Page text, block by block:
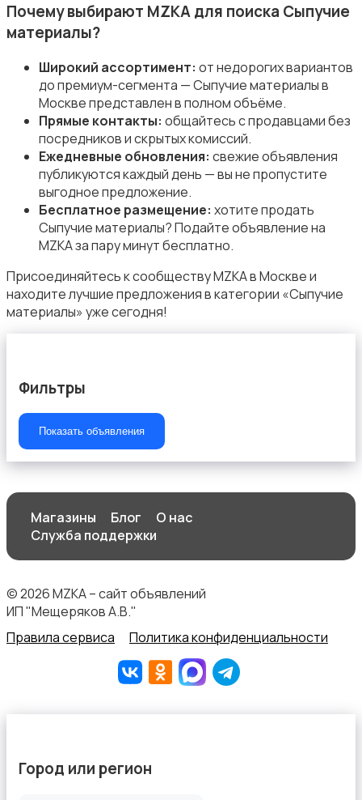
Электроинструменты
Другое
Сыпучие материалы
Почему выбирают MZKA для поиска Сыпучие
материалы?
Широкий ассортимент: от недорогих вариантов
до премиум-сегмента — Сыпучие материалы в
Москве представлен в полном объёме.
Прямые контакты: общайтесь с продавцами без
посредников и скрытых комиссий.
Ежедневные обновления: свежие объявления
публикуются каждый день — вы не пропустите
выгодное предложение.
Бесплатное размещение: хотите продать
Сыпучие материалы? Подайте объявление на
MZKA за пару минут бесплатно.
Присоединяйтесь к сообществу MZKA в Москве и
находите лучшие предложения в категории «Сыпучие
материалы» уже сегодня!
Фильтры
Показать объявления
Магазины Блог
О нас
Служба поддержки
© 2026 MZKA – сайт объявлений
ИП "Мещеряков А.В."
Правила сервиса
Политика конфиденциальности
Город или регион